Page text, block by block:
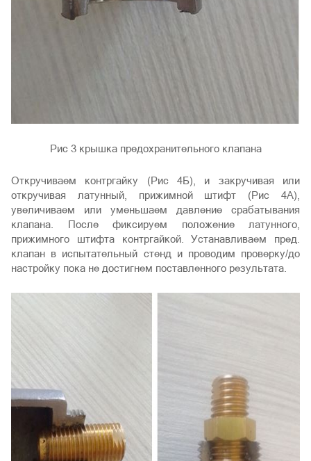
Рис 3 крышка предохранительного клапана
Откручиваем контргайку (Рис 4Б), и закручивая или
откручивая латунный, прижимной штифт (Рис 4А),
увеличиваем или уменьшаем давление срабатывания
клапана. После фиксируем положение латунного,
прижимного штифта контргайкой. Устанавливаем пред.
клапан в испытательный стенд и проводим проверку/до
настройку пока не достигнем поставленного результата.